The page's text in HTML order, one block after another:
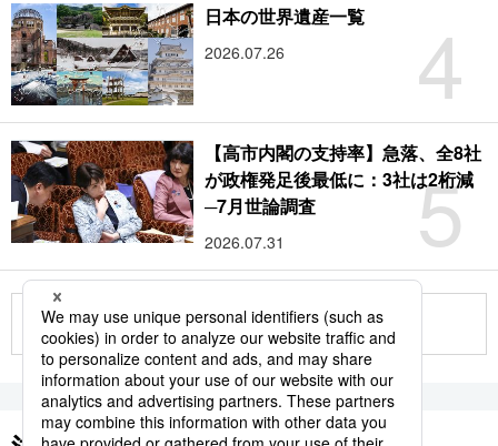
4
日本の世界遺産一覧
2026.07.26
5
【高市内閣の支持率】急落、全8社
が政権発足後最低に：3社は2桁減
─7月世論調査
2026.07.31
もっと見る